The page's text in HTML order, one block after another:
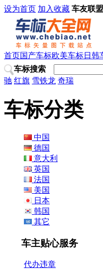
设为首页 加入收藏 车友联
首页国产车标欧美车标日韩
车标搜索
驰 红旗 雪铁龙 奇瑞
车标分类
中国
德国
意大利
英国
法国
美国
日本
韩国
其它
车主贴心服务
代办违章